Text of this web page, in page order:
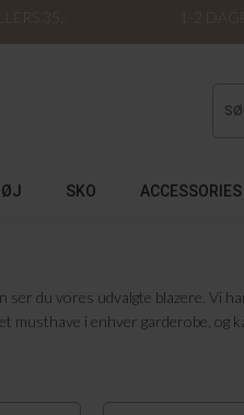
35,- 1-2
SKO ACCESSORIES
ser du vores udvalgte blazere. Vi
musthave i enhver garderobe,